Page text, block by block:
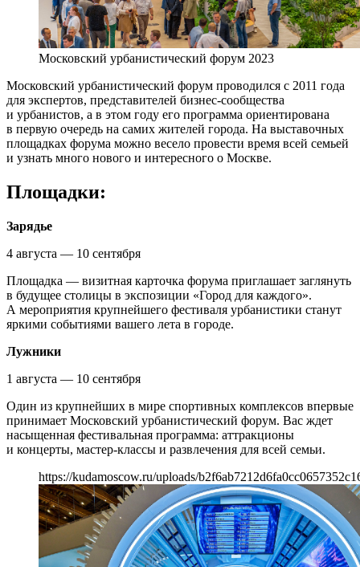
Московский урбанистический форум 2023
Московский урбанистический форум проводился с 2011 года
для экспертов, представителей бизнес-сообщества
и урбанистов, а в этом году его программа ориентирована
в первую очередь на самих жителей города. На выставочных
площадках форума можно весело провести время всей семьей
и узнать много нового и интересного о Москве.
Площадки:
Зарядье
4 августа — 10 сентября
Площадка — визитная карточка форума приглашает заглянуть
в будущее столицы в экспозиции «Город для каждого».
А мероприятия крупнейшего фестиваля урбанистики станут
яркими событиями вашего лета в городе.
Лужники
1 августа — 10 сентября
Один из крупнейших в мире спортивных комплексов впервые
принимает Московский урбанистический форум. Вас ждет
насыщенная фестивальная программа: аттракционы
и концерты, мастер-классы и развлечения для всей семьи.
https://kudamoscow.ru/uploads/